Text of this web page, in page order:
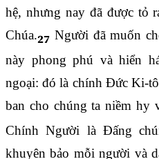
hệ, nhưng nay đã được tỏ
Chúa.27 Người đã muốn
này phong phú và hiển
ngoại: đó là chính Đức Ki-
ban cho chúng ta niềm hy
Chính Người là Đấng
khuyên bảo mỗi người và